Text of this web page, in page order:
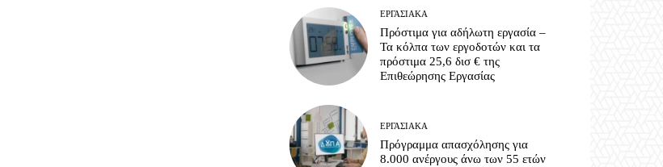
ΕΡΓΑΣΙΑΚΆ
Πρόστιμα για αδήλωτη εργασία –
Τα κόλπα των εργοδοτών και τα
πρόστιμα 25,6 δισ € της
Επιθεώρησης Εργασίας
ΕΡΓΑΣΙΑΚΆ
Πρόγραμμα απασχόλησης για
8.000 ανέργους άνω των 55 ετών